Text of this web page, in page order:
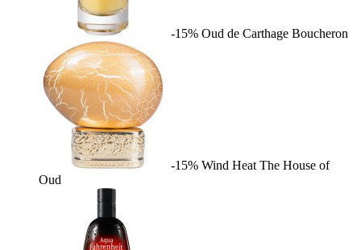
-15% Oud de Carthage Boucheron
-15% Wind Heat The House of
Oud